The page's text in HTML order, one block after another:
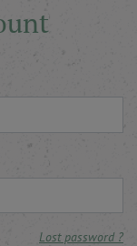
Lost password ?